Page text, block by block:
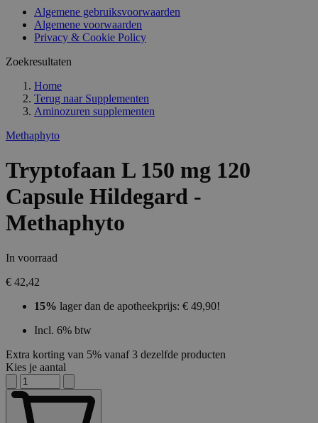
Algemene gebruiksvoorwaarden
Algemene voorwaarden
Privacy & Cookie Policy
Zoekresultaten
Home
Terug naar Supplementen
Aminozuren supplementen
Methaphyto
Tryptofaan L 150 mg 120
Capsule Hildegard -
Methaphyto
In voorraad
€ 42,42
15% lager dan de apotheekprijs: € 49,90!
Incl. 6% btw
Extra korting van 5% vanaf 3 dezelfde producten
Kies je aantal